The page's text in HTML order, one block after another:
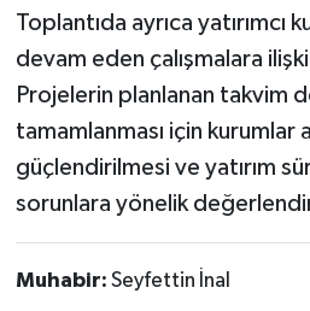
Toplantıda ayrıca yatırımcı
devam eden çalışmalara
Projelerin planlanan takvim
tamamlanması için kurumlar
güçlendirilmesi ve yatırım
sorunlara yönelik
Muhabir: Seyfettin İnal